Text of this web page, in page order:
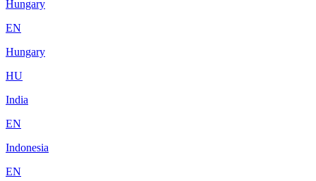
Hungary
EN
Hungary
HU
India
EN
Indonesia
EN